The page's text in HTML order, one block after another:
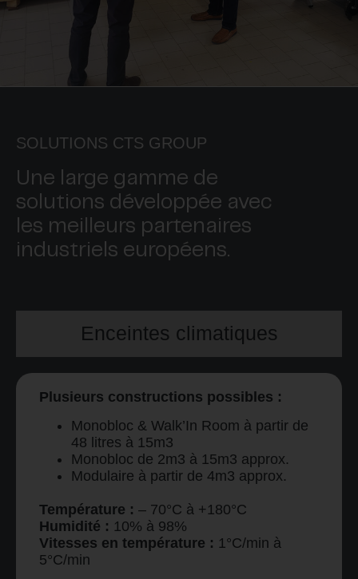
SOLUTIONS CTS GROUP
Une large gamme de
solutions développée avec
les meilleurs partenaires
industriels européens.
Enceintes climatiques
Plusieurs constructions possibles :
Monobloc & Walk’In Room à partir de
48 litres à 15m3
Monobloc de 2m3 à 15m3 approx.
Modulaire à partir de 4m3 approx.
Température : – 70°C à +180°C
Humidité : 10% à 98%
Vitesses en température : 1°C/min à
5°C/min